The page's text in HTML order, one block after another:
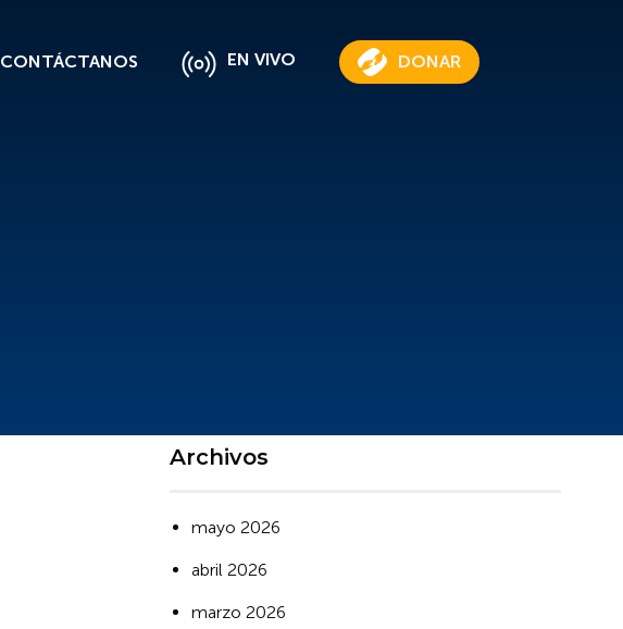
CONTÁCTANOS EN VIVO DONAR
Archivos
mayo 2026
abril 2026
marzo 2026